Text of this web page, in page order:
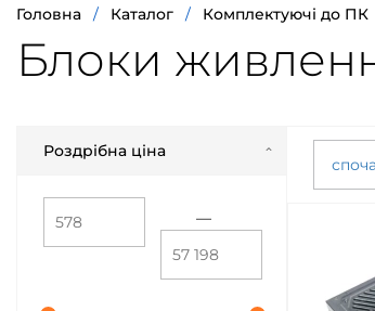
Головна / Каталог / Комплектуючі до ПК
Блоки
Роздрібна ціна
—